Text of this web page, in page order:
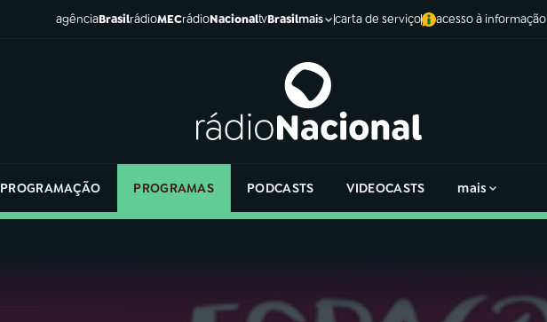
agênciaBrasilrádioMECrádioNacionaltvBrasilmais carta de serviço acesso à informação
PROGRAMAÇÃO PROGRAMAS PODCASTS VIDEOCASTS mais